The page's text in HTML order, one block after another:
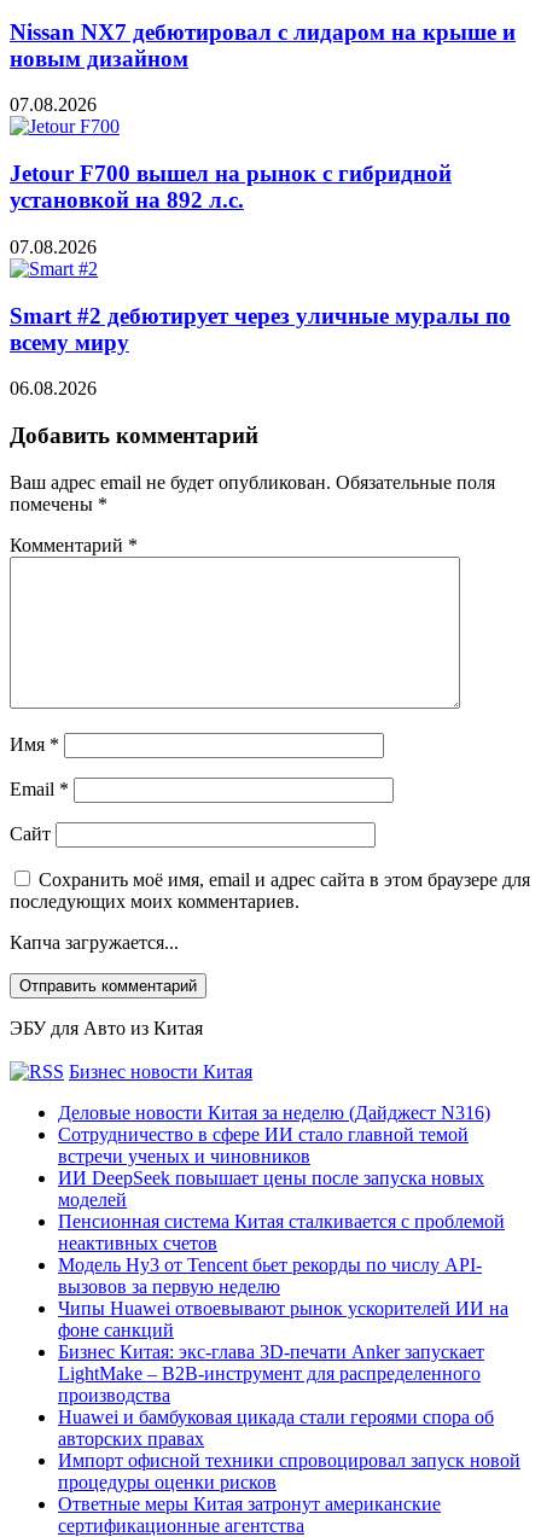
Nissan NX7 дебютировал с лидаром на крыше и
новым дизайном
07.08.2026
Jetour F700 вышел на рынок с гибридной
установкой на 892 л.с.
07.08.2026
Smart #2 дебютирует через уличные муралы по
всему миру
06.08.2026
Добавить комментарий
Ваш адрес email не будет опубликован. Обязательные поля
помечены *
Комментарий *
Имя *
Email *
Сайт
Сохранить моё имя, email и адрес сайта в этом браузере для
последующих моих комментариев.
Капча загружается...
ЭБУ для Авто из Китая
Бизнес новости Китая
Деловые новости Китая за неделю (Дайджест N316)
Сотрудничество в сфере ИИ стало главной темой
встречи ученых и чиновников
ИИ DeepSeek повышает цены после запуска новых
моделей
Пенсионная система Китая сталкивается с проблемой
неактивных счетов
Модель Hy3 от Tencent бьет рекорды по числу API-
вызовов за первую неделю
Чипы Huawei отвоевывают рынок ускорителей ИИ на
фоне санкций
Бизнес Китая: экс-глава 3D-печати Anker запускает
LightMake – B2B-инструмент для распределенного
производства
Huawei и бамбуковая цикада стали героями спора об
авторских правах
Импорт офисной техники спровоцировал запуск новой
процедуры оценки рисков
Ответные меры Китая затронут американские
сертификационные агентства